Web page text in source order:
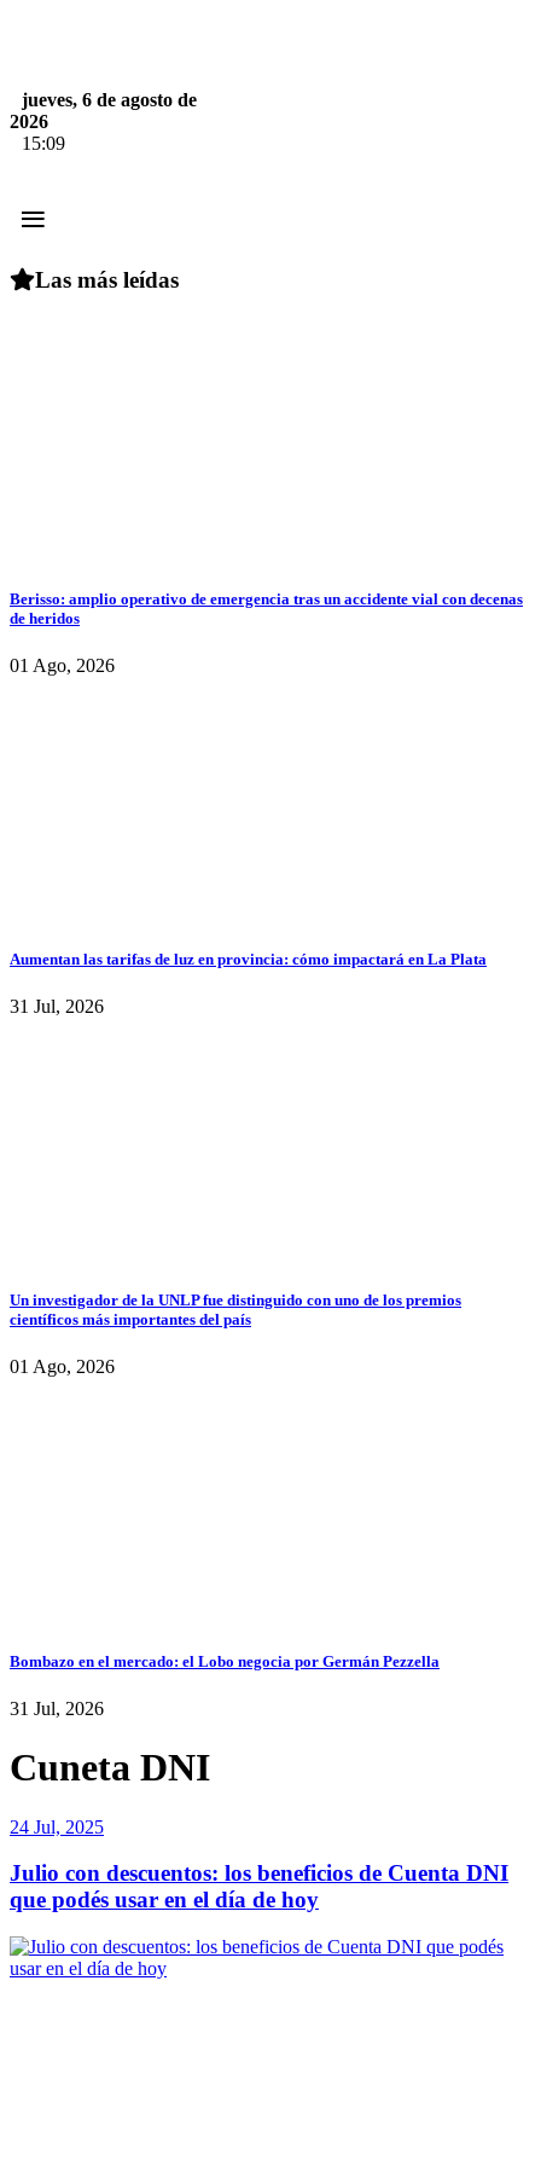
jueves, 6 de agosto de
2026
15:09
≡
Las más leídas
Berisso: amplio operativo de emergencia tras un accidente vial con decenas
de heridos
01 Ago, 2026
Aumentan las tarifas de luz en provincia: cómo impactará en La Plata
31 Jul, 2026
Un investigador de la UNLP fue distinguido con uno de los premios
científicos más importantes del país
01 Ago, 2026
Bombazo en el mercado: el Lobo negocia por Germán Pezzella
31 Jul, 2026
Cuneta DNI
24 Jul, 2025
Julio con descuentos: los beneficios de Cuenta DNI
que podés usar en el día de hoy